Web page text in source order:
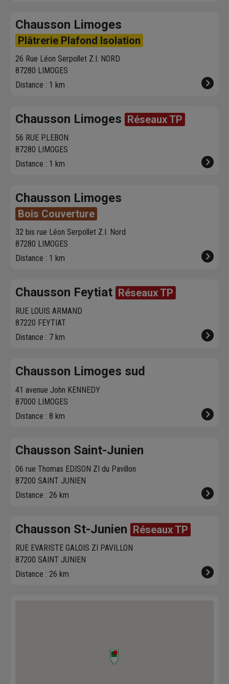
Chausson Limoges
Plâtrerie Plafond Isolation
26 Rue Léon Serpollet Z.I. NORD
87280 LIMOGES
Distance : 1 km
Chausson Limoges Réseaux TP
56 RUE P.LEBON
87280 LIMOGES
Distance : 1 km
Chausson Limoges
Bois Couverture
32 bis rue Léon Serpollet Z.I. Nord
87280 LIMOGES
Distance : 1 km
Chausson Feytiat Réseaux TP
RUE LOUIS ARMAND
87220 FEYTIAT
Distance : 7 km
Chausson Limoges sud
41 avenue John KENNEDY
87000 LIMOGES
Distance : 8 km
Chausson Saint-Junien
06 rue Thomas EDISON ZI du Pavillon
87200 SAINT JUNIEN
Distance : 26 km
Chausson St-Junien Réseaux TP
RUE EVARISTE GALOIS ZI PAVILLON
87200 SAINT JUNIEN
Distance : 26 km